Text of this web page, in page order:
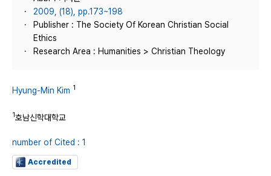
2009, (18), pp.173~198
Publisher : The Society Of Korean Christian Social
Ethics
Research Area : Humanities > Christian Theology
Hyung-Min Kim 1
1호남신학대학교
number of Cited : 1
Accredited